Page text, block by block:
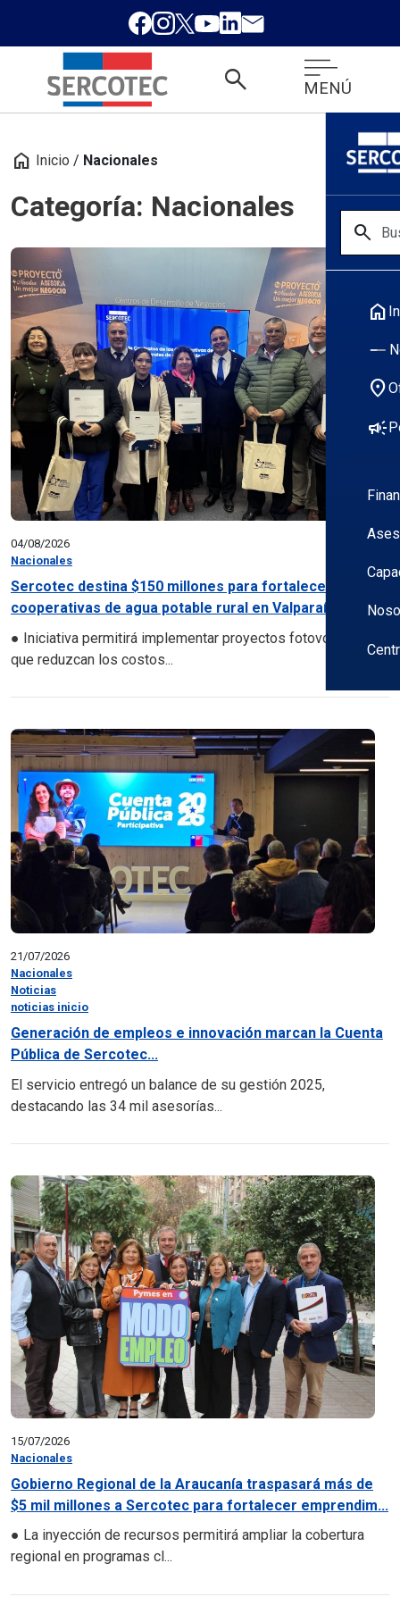
search MENÚ
search
home
location_on
campaign
home Inicio / Nacionales
Categoría: Nacionales
04/08/2026
Nacionales
Sercotec destina $150 millones para fortalecer
cooperativas de agua potable rural en Valparaíso...
● Iniciativa permitirá implementar proyectos fotovoltaicos
que reduzcan los costos...
21/07/2026
Nacionales
Noticias
noticias inicio
Generación de empleos e innovación marcan la Cuenta
Pública de Sercotec...
El servicio entregó un balance de su gestión 2025,
destacando las 34 mil asesorías...
15/07/2026
Nacionales
Gobierno Regional de la Araucanía traspasará más de
$5 mil millones a Sercotec para fortalecer emprendim...
● La inyección de recursos permitirá ampliar la cobertura
regional en programas cl...